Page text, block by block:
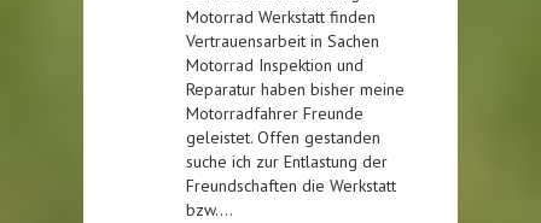
Motorrad Werkstatt finden
Vertrauensarbeit in Sachen
Motorrad Inspektion und
Reparatur haben bisher meine
Motorradfahrer Freunde
geleistet. Offen gestanden
suche ich zur Entlastung der
Freundschaften die Werkstatt
bzw….